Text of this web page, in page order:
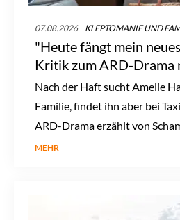
07.08.2026 KLEPTOMANIE UND
"Heute fängt mein
Kritik zum ARD-Drama
Nach der Haft sucht Amelie
Familie, findet ihn aber bei
ARD-Drama erzählt von
Neuanfang.
MEHR